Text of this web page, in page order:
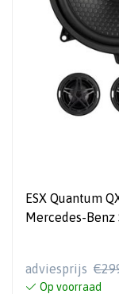
ESX Quantum
adviesprijs
Op voorraad